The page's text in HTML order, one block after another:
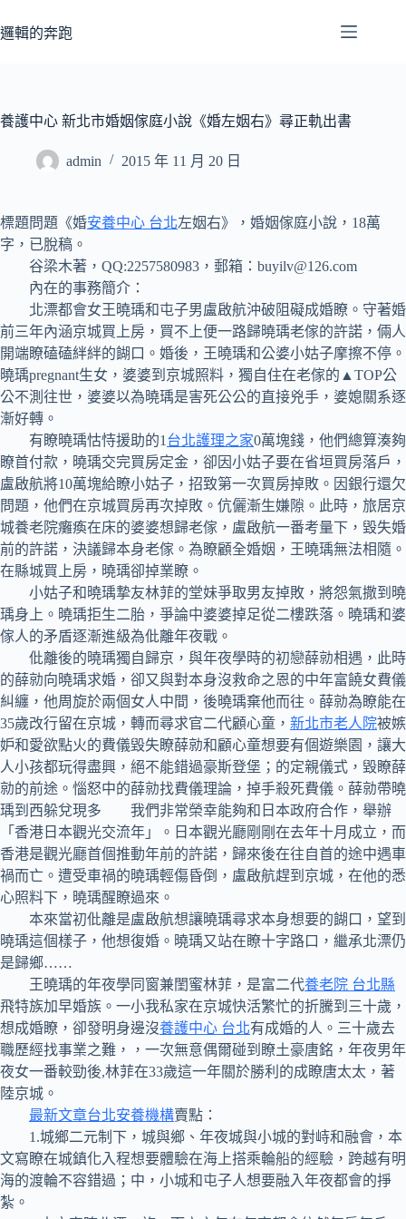
至
容
邏輯的奔跑
養護中心 新北市婚姻傢庭小說《婚左姻右》尋正軌出書
admin 2015 年 11 月 20 日
標題問題《婚安養中心 台北左姻右》，婚姻傢庭小說，18萬
字，已脫稿。
谷梁木著，QQ:2257580983，郵箱：buyilv@126.com
內在的事務簡介：
北漂都會女王曉瑀和屯子男盧啟航沖破阻礙成婚瞭。守著婚
前三年內涵京城買上房，買不上便一路歸曉瑀老傢的許諾，倆人
開端瞭磕磕絆絆的餬口。婚後，王曉瑀和公婆小姑子摩擦不停。
曉瑀pregnant生女，婆婆到京城照料，獨自住在老傢的▲TOP公
公不測往世，婆婆以為曉瑀是害死公公的直接兇手，婆媳關系逐
漸好轉。
有瞭曉瑀怙恃援助的1 台北護理之家0萬塊錢，他們總算湊夠
瞭首付款，曉瑀交完買房定金，卻因小姑子要在省垣買房落戶，
盧啟航將10萬塊給瞭小姑子，招致第一次買房掉敗。因銀行還欠
問題，他們在京城買房再次掉敗。伉儷漸生嫌隙。此時，旅居京
城養老院癱瘓在床的婆婆想歸老傢，盧啟航一番考量下，毀失婚
前的許諾，決議歸本身老傢。為瞭顧全婚姻，王曉瑀無法相隨。
在縣城買上房，曉瑀卻掉業瞭。
小姑子和曉瑀摯友林菲的堂妹爭取男友掉敗，將怨氣撒到曉
瑀身上。曉瑀拒生二胎，爭論中婆婆掉足從二樓跌落。曉瑀和婆
傢人的矛盾逐漸進級為仳離年夜戰。
仳離後的曉瑀獨自歸京，與年夜學時的初戀薛勍相遇，此時
的薛勍向曉瑀求婚，卻又與對本身沒救命之恩的中年富饒女費儀
糾纏，他周旋於兩個女人中間，後曉瑀棄他而往。薛勍為瞭能在
35歲改行留在京城，轉而尋求官二代顧心童， 新北市老人院被嫉
妒和愛欲點火的費儀毀失瞭薛勍和顧心童想要有個遊樂園，讓大
人小孩都玩得盡興，絕不能錯過豪斯登堡；的定親儀式，毀瞭薛
勍的前途。惱怒中的薛勍找費儀理論，掉手殺死費儀。薛勍帶曉
瑀到西躲兌現多 我們非常榮幸能夠和日本政府合作，舉辦
「香港日本觀光交流年」。日本觀光廳剛剛在去年十月成立，而
香港是觀光廳首個推動年前的許諾，歸來後在往自首的途中遇車
禍而亡。遭受車禍的曉瑀輕傷昏倒，盧啟航趕到京城，在他的悉
心照料下，曉瑀醒瞭過來。
本來當初仳離是盧啟航想讓曉瑀尋求本身想要的餬口，望到
曉瑀這個樣子，他想復婚。曉瑀又站在瞭十字路口，繼承北漂仍
是歸鄉……
王曉瑀的年夜學同窗兼閨蜜林菲，是富二代養老院 台北縣
飛特族加早婚族。一小我私家在京城快活繁忙的折騰到三十歲，
想成婚瞭，卻發明身邊沒養護中心 台北有成婚的人。三十歲去
職歷經找事業之難，，一次無意偶爾碰到瞭土豪唐銘，年夜男年
夜女一番較勁後,林菲在33歲這一年關於勝利的成瞭唐太太，著
陸京城。
最新文章台北安養機構賣點：
1.城鄉二元制下，城與鄉、年夜城與小城的對峙和融會，本
文寫瞭在城鎮化入程想要體驗在海上搭乘輪船的經驗，跨越有明
海的渡輪不容錯過；中，小城和屯子人想要融入年夜都會的掙
紮。